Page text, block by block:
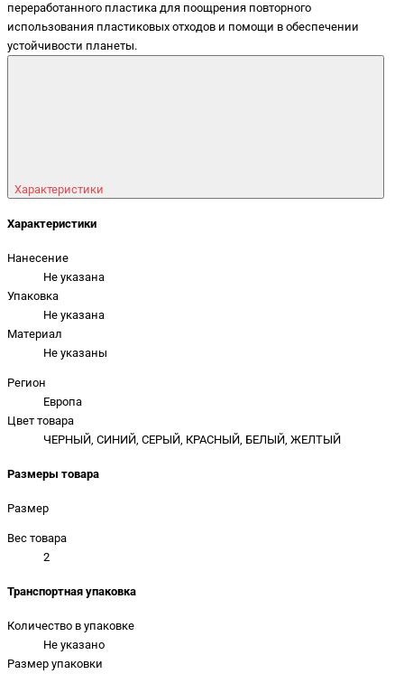
переработанного пластика для поощрения повторного
использования пластиковых отходов и помощи в обеспечении
устойчивости планеты.
Характеристики
Характеристики
Нанесение
Не указана
Упаковка
Не указана
Материал
Не указаны
Регион
Европа
Цвет товара
ЧЕРНЫЙ, СИНИЙ, СЕРЫЙ, КРАСНЫЙ, БЕЛЫЙ, ЖЕЛТЫЙ
Размеры товара
Размер
Вес товара
2
Транспортная упаковка
Количество в упаковке
Не указано
Размер упаковки